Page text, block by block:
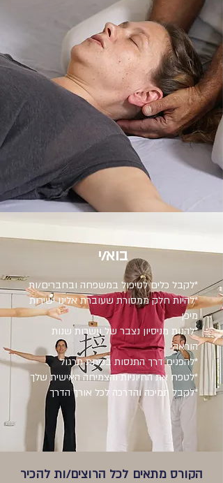
בוא/י
*לקבל כלים לטיפול במשפחה ובחברים/ות
*להיות חלק ממסורת שעוברת אלינו ישירות
מיפן
*להנות מניסיון נצבר של עשרות שנות
הוראה
*להפנים דרך התנסות בכיתת תרגול
*לטפח את החיוניות והצמיחה האישית שלך
*לקבל תמיכה והדרכה לכל אורך הדרך
הקורס מתאים לכל הרוצים/ות להכיר